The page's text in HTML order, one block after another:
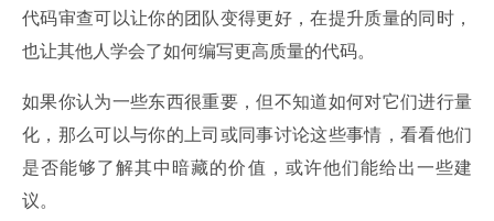
代码审查可以让你的团队变得更好，在提升质量的同时，
也让其他人学会了如何编写更高质量的代码。
如果你认为一些东西很重要，但不知道如何对它们进行量
化，那么可以与你的上司或同事讨论这些事情，看看他们
是否能够了解其中暗藏的价值，或许他们能给出一些建
议。